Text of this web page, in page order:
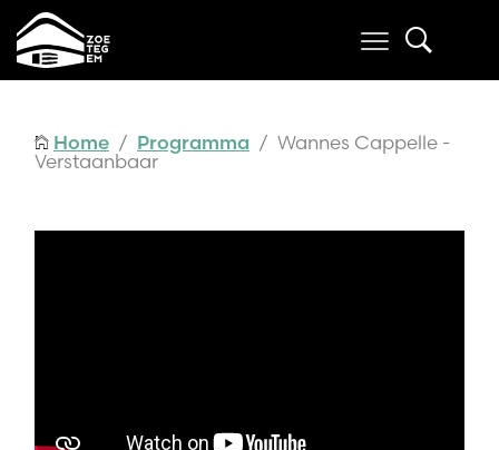
Home / Programma / Wannes Cappelle -
Verstaanbaar